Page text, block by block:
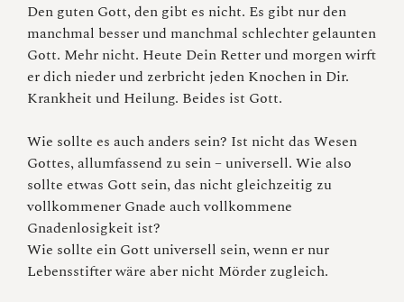
Den guten Gott, den gibt es nicht. Es gibt nur den
manchmal besser und manchmal schlechter gelaunten
Gott. Mehr nicht. Heute Dein Retter und morgen wirft
er dich nieder und zerbricht jeden Knochen in Dir.
Krankheit und Heilung. Beides ist Gott.
Wie sollte es auch anders sein? Ist nicht das Wesen
Gottes, allumfassend zu sein – universell. Wie also
sollte etwas Gott sein, das nicht gleichzeitig zu
vollkommener Gnade auch vollkommene
Gnadenlosigkeit ist?
Wie sollte ein Gott universell sein, wenn er nur
Lebensstifter wäre aber nicht Mörder zugleich.